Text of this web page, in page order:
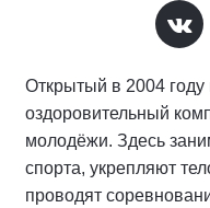
Открытый в 2004 году
оздоровительный
молодёжи. Здесь
спорта, укрепляют
проводят